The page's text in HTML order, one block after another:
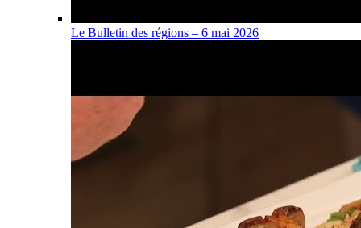
Le Bulletin des régions – 6 mai 2026